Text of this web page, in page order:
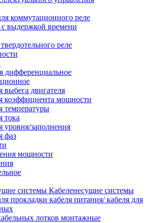
коммутационного реле
с выдержкой времени
реле
дифференциальное
выбега двигателя
коэффициента мощности
температуры
тока
уровня/заполнения
фаз
мощности
Кабеленесущие системы
прокладки кабеля питания/ кабеля для
лотков монтажные